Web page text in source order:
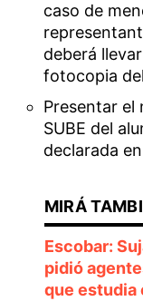
caso de
deberá
fotocopia
Presentar el
SUBE del
declarada
Escobar:
pidió
que estudia